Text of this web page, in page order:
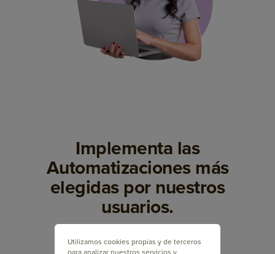
Implementa las
Automatizaciones más
elegidas por nuestros
usuarios.
Utilizamos cookies propias y de terceros
para analizar nuestros servicios y